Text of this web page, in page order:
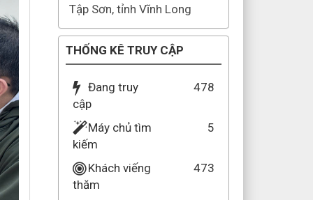
Tập Sơn, tỉnh Vĩnh Long
THỐNG KÊ TRUY CẬP
Đang truy
cập
478
Máy chủ tìm
kiếm
5
Khách viếng
thăm
473